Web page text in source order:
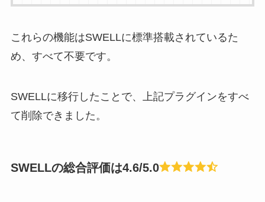
これらの機能はSWELLに標準搭載されているた
め、すべて不要です。
SWELLに移行したことで、上記プラグインをすべ
て削除できました。
SWELLの総合評価は4.6/5.0